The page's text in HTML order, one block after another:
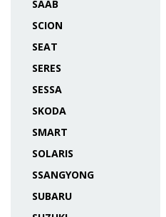
SAAB
SCION
SEAT
SERES
SESSA
SKODA
SMART
SOLARIS
SSANGYONG
SUBARU